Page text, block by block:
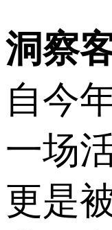
洞察
自今
一场
更是